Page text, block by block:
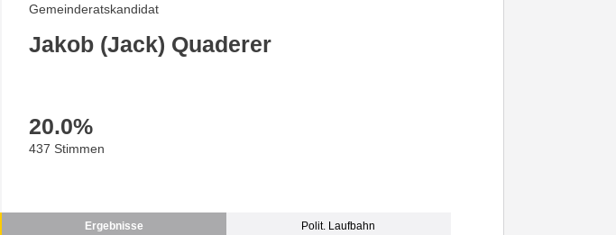
Gemeinderatskandidat
Jakob (Jack) Quaderer
20.0%
437 Stimmen
Ergebnisse Polit. Laufbahn